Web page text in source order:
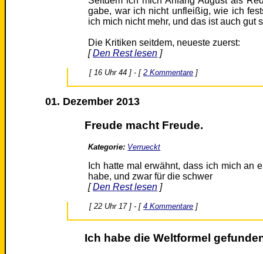
gabe, war ich nicht unfleißig, wie ich
ich mich nicht mehr, und das ist auch gut
Die Kritiken seitdem, neueste zuerst:
[Den Rest lesen ]
[ 16 Uhr 44 ] - [2 Kommentare ]
01. Dezember 2013
Freude macht Freude.
Kategorie: Verrueckt
Ich hatte mal erwähnt, dass ich mich an
habe, und zwar für die schwer
[Den Rest lesen ]
[ 22 Uhr 17 ] - [4 Kommentare ]
Ich habe die Weltformel